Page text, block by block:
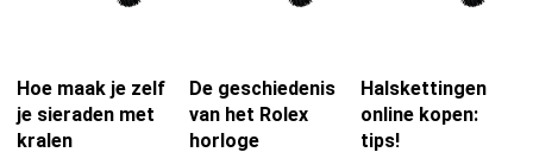
Hoe maak je zelf
je sieraden met
kralen
De geschiedenis
van het Rolex
horloge
Halskettingen
online kopen:
tips!